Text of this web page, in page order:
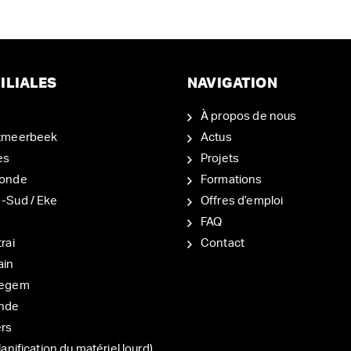
Sud / Eke
du matériel lourd)
NAVIGATION
À propos de nous
Actus
Projets
Formations
Offres d’emploi
FAQ
Contact